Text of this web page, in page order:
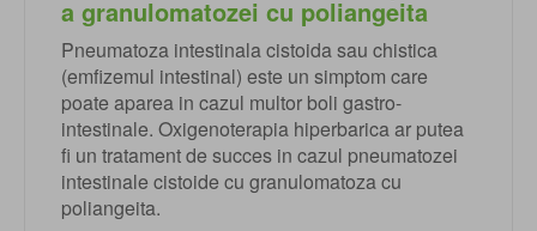
a granulomatozei cu poliangeita
Pneumatoza intestinala cistoida sau chistica
(emfizemul intestinal) este un simptom care
poate aparea in cazul multor boli gastro-
intestinale. Oxigenoterapia hiperbarica ar putea
fi un tratament de succes in cazul pneumatozei
intestinale cistoide cu granulomatoza cu
poliangeita.